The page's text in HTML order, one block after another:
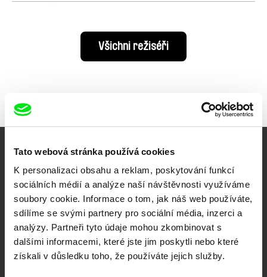
Tato webová stránka používá cookies
K personalizaci obsahu a reklam, poskytování funkcí
sociálních médií a analýze naší návštěvnosti využíváme
soubory cookie. Informace o tom, jak náš web používáte,
sdílíme se svými partnery pro sociální média, inzerci a
analýzy. Partneři tyto údaje mohou zkombinovat s
dalšími informacemi, které jste jim poskytli nebo které
získali v důsledku toho, že používáte jejich služby.
Všichni režiséři
Vaše online
dokumentární kino
Nové festivalové filmy
každý týden
Portál DAFilms.cz je výsledkem tvůrčí spolupráce 7 klíčových evropských